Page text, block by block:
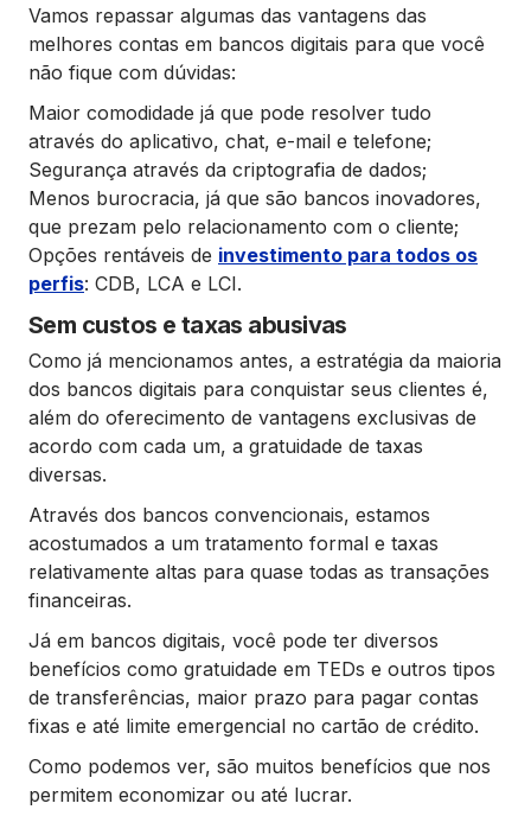
Vamos repassar algumas das vantagens das
melhores contas em bancos digitais para que você
não fique com dúvidas:
Maior comodidade já que pode resolver tudo
através do aplicativo, chat, e-mail e telefone;
Segurança através da criptografia de dados;
Menos burocracia, já que são bancos inovadores,
que prezam pelo relacionamento com o cliente;
Opções rentáveis de investimento para todos os
perfis: CDB, LCA e LCI.
Sem custos e taxas abusivas
Como já mencionamos antes, a estratégia da maioria
dos bancos digitais para conquistar seus clientes é,
além do oferecimento de vantagens exclusivas de
acordo com cada um, a gratuidade de taxas
diversas.
Através dos bancos convencionais, estamos
acostumados a um tratamento formal e taxas
relativamente altas para quase todas as transações
financeiras.
Já em bancos digitais, você pode ter diversos
benefícios como gratuidade em TEDs e outros tipos
de transferências, maior prazo para pagar contas
fixas e até limite emergencial no cartão de crédito.
Como podemos ver, são muitos benefícios que nos
permitem economizar ou até lucrar.